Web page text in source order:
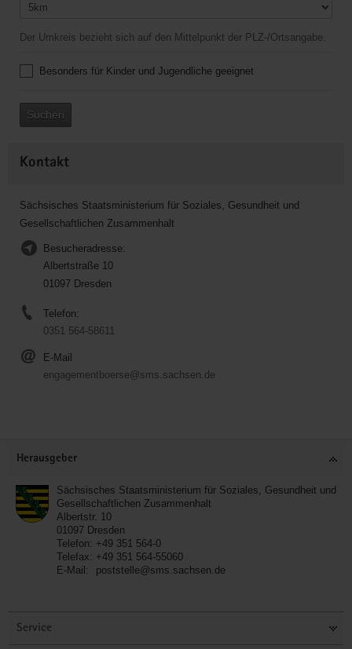
Der Umkreis bezieht sich auf den Mittelpunkt der PLZ-/Ortsangabe.
Besonders für Kinder und Jugendliche geeignet
Suchen
Kontakt
Sächsisches Staatsministerium für Soziales, Gesundheit und
Gesellschaftlichen Zusammenhalt
Besucheradresse:
Albertstraße 10
01097 Dresden
Telefon:
0351 564-58611
E-Mail
engagementboerse@sms.sachsen.de
Herausgeber
Sächsisches Staatsministerium für Soziales, Gesundheit und
Gesellschaftlichen Zusammenhalt
Albertstr. 10
01097 Dresden
Telefon: +49 351 564-0
Telefax: +49 351 564-55060
E-Mail:
poststelle@sms.sachsen.de
Service